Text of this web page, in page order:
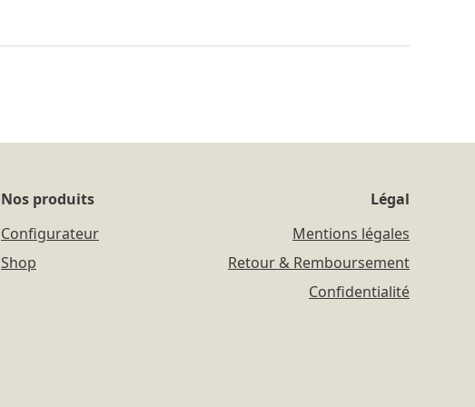
Nos produits
Configurateur
Shop
Légal
Mentions légales
Retour & Remboursement
Confidentialité